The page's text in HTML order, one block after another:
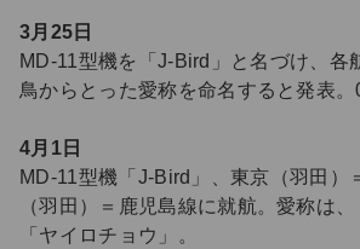
3月25日
MD-11型機を「J-Bird」と名づけ、各
鳥からとった愛称を命名すると発表。
4月1日
MD-11型機「J-Bird」、東京（羽田）
（羽田）＝鹿児島線に就航。愛称は
「ヤイロチョウ」。